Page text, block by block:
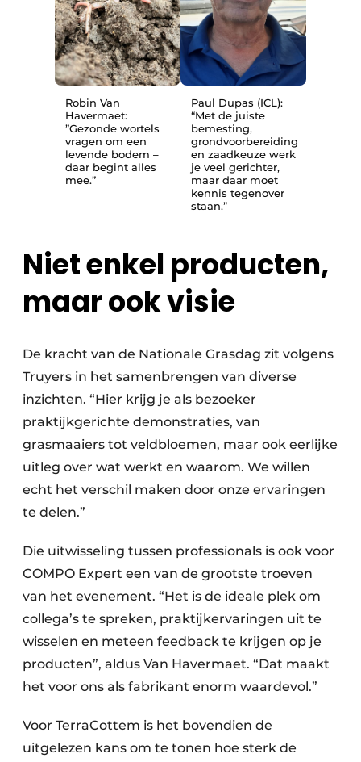
Robin Van
Havermaet:
”Gezonde wortels
vragen om een
levende bodem –
daar begint alles
mee.”
Paul Dupas (ICL):
“Met de juiste
bemesting,
grondvoorbereiding
en zaadkeuze werk
je veel gerichter,
maar daar moet
kennis tegenover
staan.”
Niet enkel producten,
maar ook visie
De kracht van de Nationale Grasdag zit volgens
Truyers in het samenbrengen van diverse
inzichten. “Hier krijg je als bezoeker
praktijkgerichte demonstraties, van
grasmaaiers tot veldbloemen, maar ook eerlijke
uitleg over wat werkt en waarom. We willen
echt het verschil maken door onze ervaringen
te delen.”
Die uitwisseling tussen professionals is ook voor
COMPO Expert een van de grootste troeven
van het evenement. “Het is de ideale plek om
collega’s te spreken, praktijkervaringen uit te
wisselen en meteen feedback te krijgen op je
producten”, aldus Van Havermaet. “Dat maakt
het voor ons als fabrikant enorm waardevol.”
Voor TerraCottem is het bovendien de
uitgelezen kans om te tonen hoe sterk de